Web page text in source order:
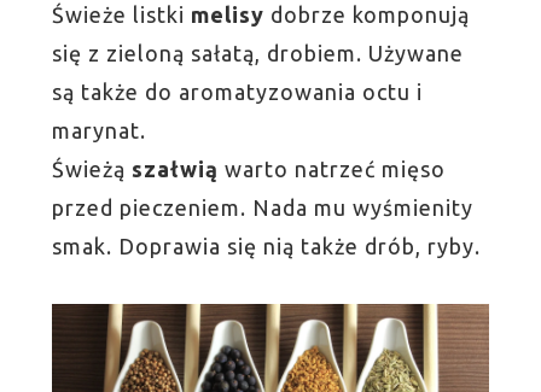
Świeże listki melisy dobrze komponują
się z zieloną sałatą, drobiem. Używane
są także do aromatyzowania octu i
marynat.
Świeżą szałwią warto natrzeć mięso
przed pieczeniem. Nada mu wyśmienity
smak. Doprawia się nią także drób, ryby.